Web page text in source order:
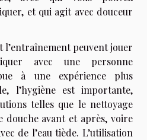
et qui agit avec douceur
l’entraînement peuvent jouer
avec une personne
à une expérience plus
l’hygiène est importante,
telles que le nettoyage
douche avant et après, voire
de l’eau tiède. L’utilisation